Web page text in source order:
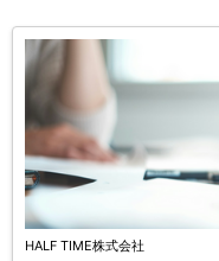
HALF TIME株式会社